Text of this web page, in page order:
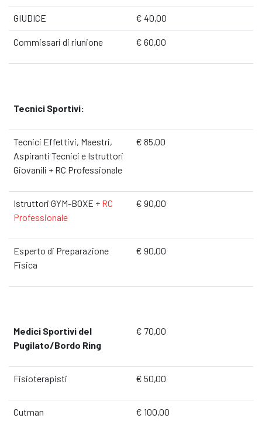
GIUDICE € 40,00
Commissari di riunione € 60,00
Tecnici Sportivi:
Tecnici Effettivi, Maestri,
Aspiranti Tecnici e Istruttori
Giovanili + RC Professionale
€ 85,00
Istruttori GYM-BOXE + RC
Professionale
€ 90,00
Esperto di Preparazione
Fisica
€ 90,00
Medici Sportivi del
Pugilato/Bordo Ring
€ 70,00
Fisioterapisti € 50,00
Cutman € 100,00